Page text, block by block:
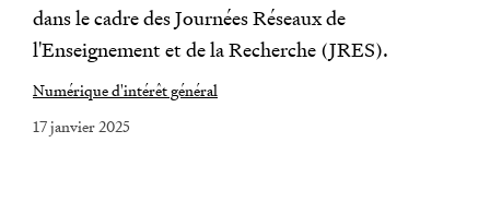
dans le cadre des Journées Réseaux de
l'Enseignement et de la Recherche (JRES).
Numérique d'intérêt général
17 janvier 2025